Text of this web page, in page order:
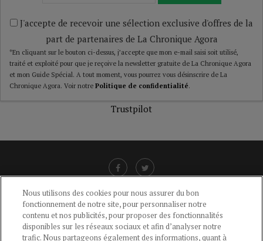
J'accepte de recevoir une sélection exclusive d'offres de la
part de partenaires de La Chronique Agora
*En cliquant sur le bouton ci-dessus, j’accepte que mon e-mail saisi soit utilisé,
traité et exploité pour que je reçoive la newsletter gratuite de La Chronique Agora
et mon Guide Spécial. A tout moment, vous pourrez vous désinscrire de La
Chronique Agora. Voir notre Politique de confidentialité.
Trustpilot
LIENS UTILES
CGU-POLITIQUE DE CONFIDENTIALITÉ -POLITIQUE DES COOKIES
Nous utilisons des cookies pour nous assurer du bon
fonctionnement de notre site, pour personnaliser notre
contenu et nos publicités, pour proposer des fonctionnalités
disponibles sur les réseaux sociaux et afin d’analyser notre
trafic. Nous partageons également des informations, quant à